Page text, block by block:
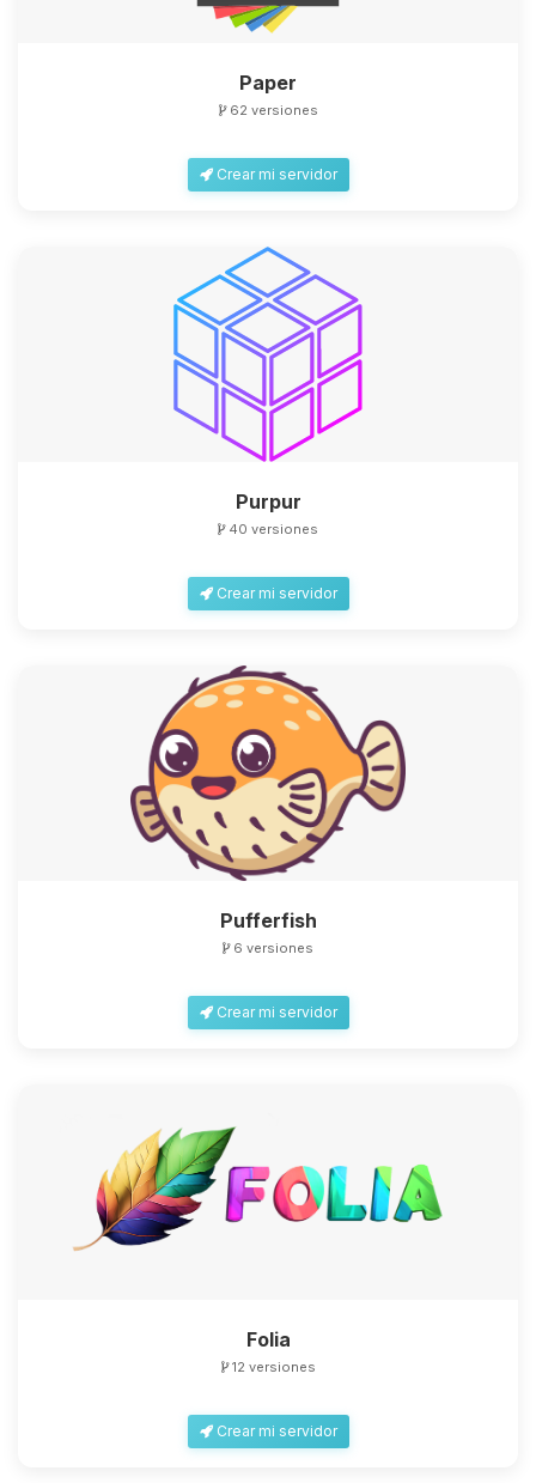
Paper
62 versiones
Crear mi servidor
Purpur
40 versiones
Crear mi servidor
Pufferfish
6 versiones
Crear mi servidor
Folia
12 versiones
Crear mi servidor
Yupi, por fin alguien con quien
hablar! Soy Choupy, tu pequeno
que necesitas y moveré mis
pequenos circuitos para ayudarte.
06/08/2026 03:33